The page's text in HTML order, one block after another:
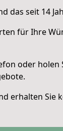
das seit 14
für Ihre
oder holen
erhalten Sie